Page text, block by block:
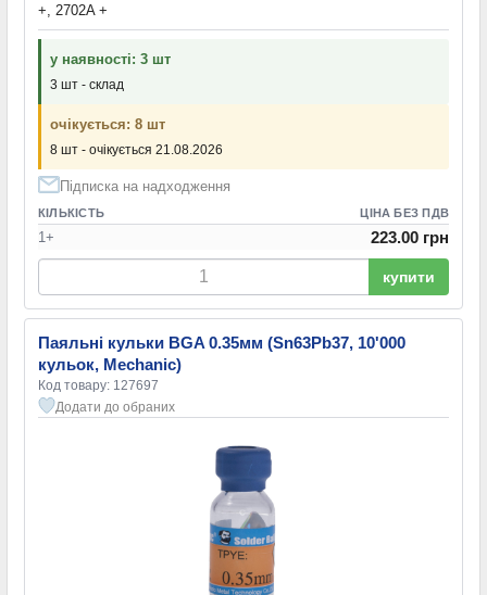
+, 2702A +
у наявності: 3 шт
3 шт - склад
очікується: 8 шт
8 шт - очікується 21.08.2026
Підписка на надходження
КІЛЬКІСТЬ ЦІНА БЕЗ ПДВ
1+ 223.00 грн
купити
Паяльні кульки BGA 0.35мм (Sn63Pb37, 10'000
кульок, Mechanic)
Код товару: 127697
Додати до обраних